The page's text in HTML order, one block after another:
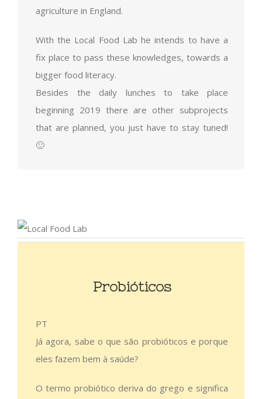
agriculture in England.
With the Local Food Lab he intends to have a
fix place to pass these knowledges, towards a
bigger food literacy.
Besides the daily lunches to take place
beginning 2019 there are other subprojects
that are planned, you just have to stay tuned!
🙂
Probióticos
PT
Já agora, sabe o que são probióticos e porque
eles fazem bem à saúde?
O termo probiótico deriva do grego e significa